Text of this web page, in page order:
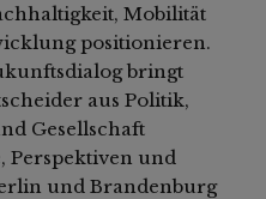
Mobilität
positionieren.
bringt
aus Politik,
Gesellschaft
Perspektiven und
und Brandenburg